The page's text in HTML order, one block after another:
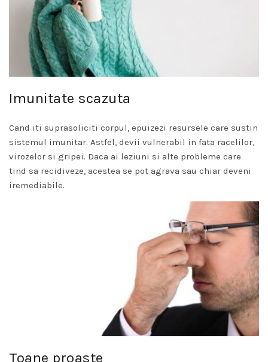
Imunitate scazuta
Cand iti suprasoliciti corpul, epuizezi resursele care sustin
sistemul imunitar. Astfel, devii vulnerabil in fata racelilor,
virozelor si gripei. Daca ai leziuni si alte probleme care
tind sa recidiveze, acestea se pot agrava sau chiar deveni
iremediabile.
Toane proaste